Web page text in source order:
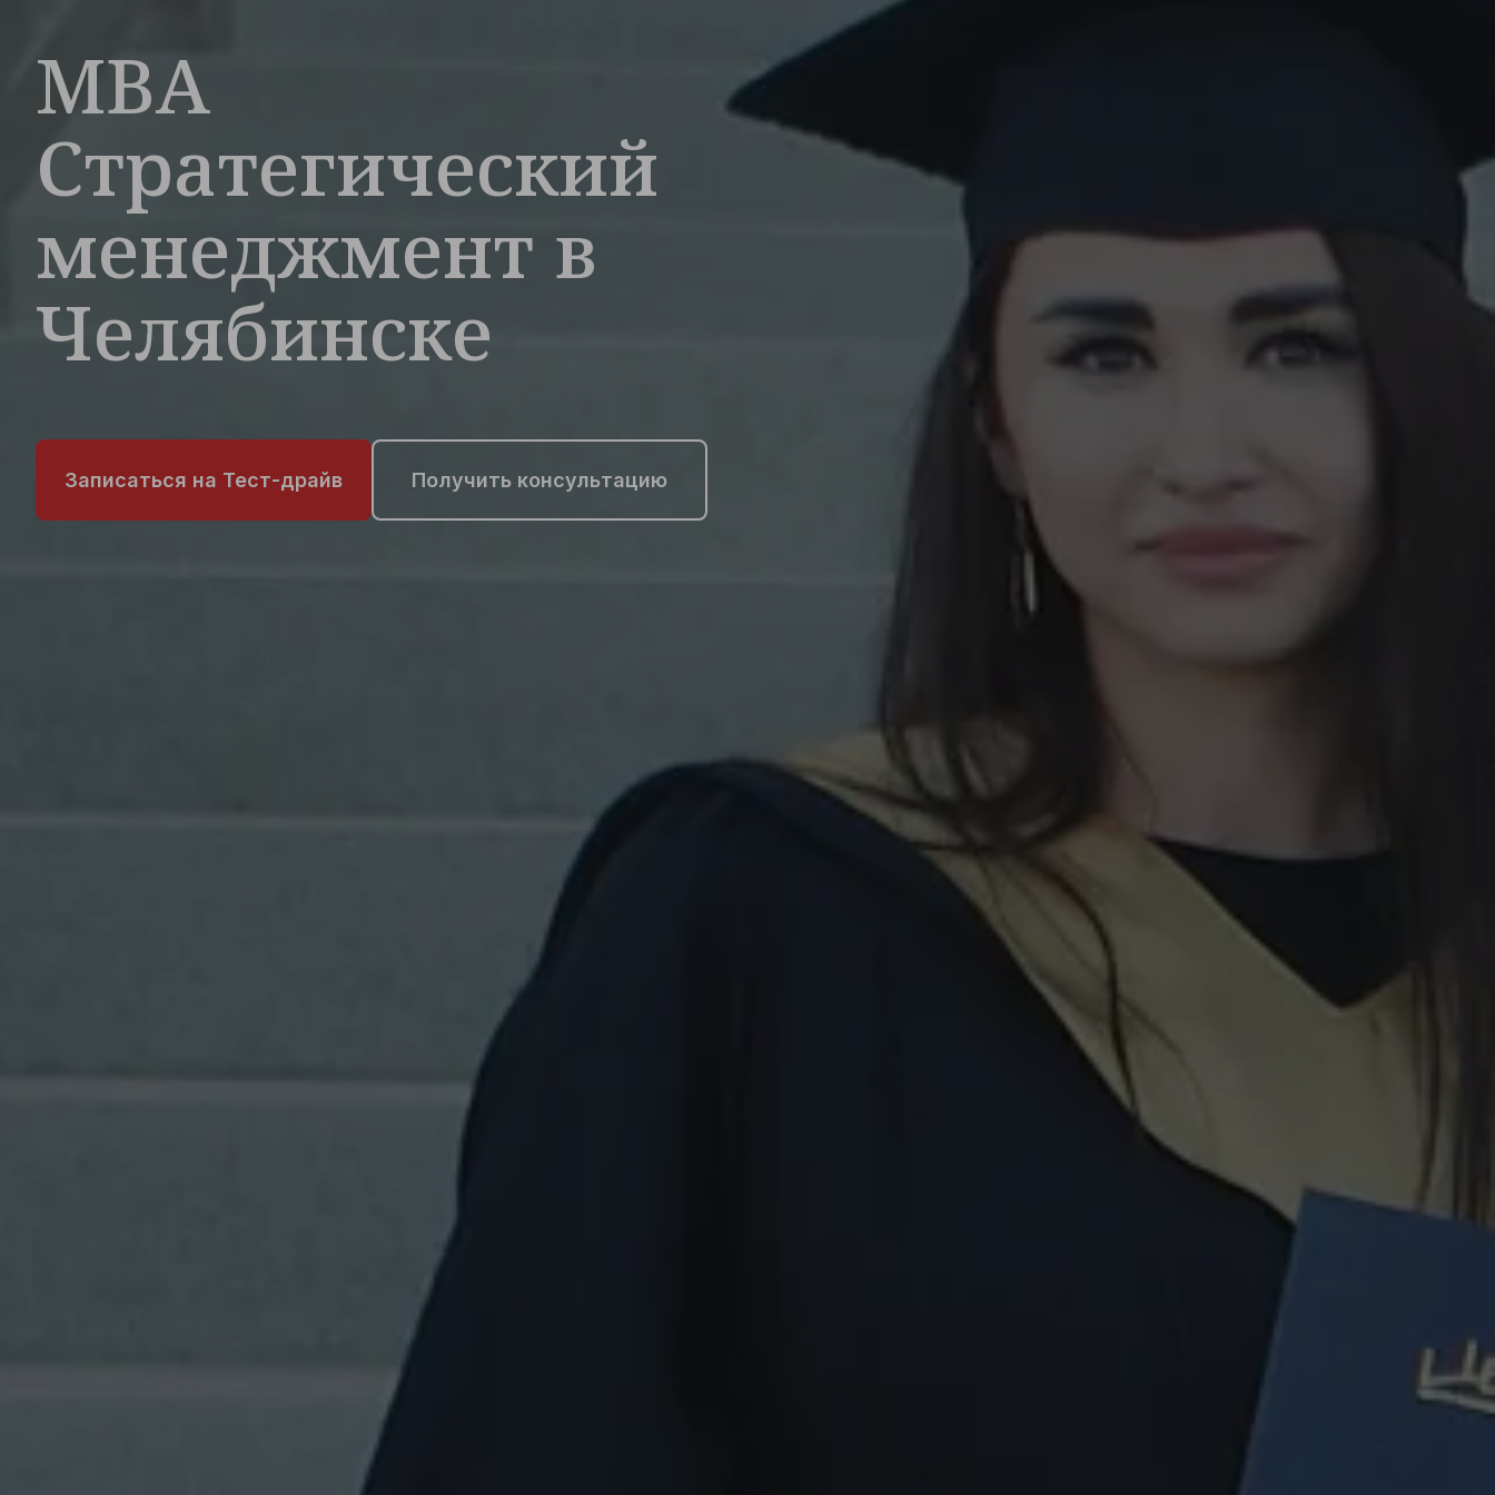
MBA
Стратегический
менеджмент в
Челябинске
Записаться на Тест-драйв Получить консультацию